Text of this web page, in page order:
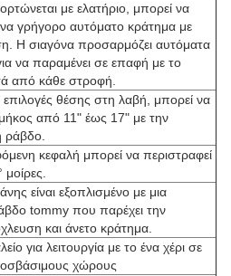
με ελατήριο, μπορεί να
γρήγορο αυτόματο κράτημα με
Η σιαγόνα προσαρμόζει αυτόματα
να παραμένει σε επαφή με το
από κάθε στροφή.
θέσης στη λαβή, μπορεί να
μήκος από 11" έως 17" με την
ράβδο.
κεφαλή μπορεί να περιστραφεί
είναι εξοπλισμένο με μια
tommy που παρέχει την
και άνετο κράτημα.
για λειτουργία με το ένα χέρι σε
χώρους